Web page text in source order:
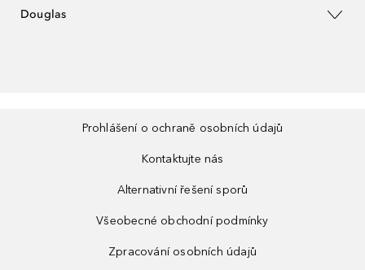
Douglas
Prohlášení o ochraně osobních údajů
Kontaktujte nás
Alternativní řešení sporů
Všeobecné obchodní podmínky
Zpracování osobních údajů